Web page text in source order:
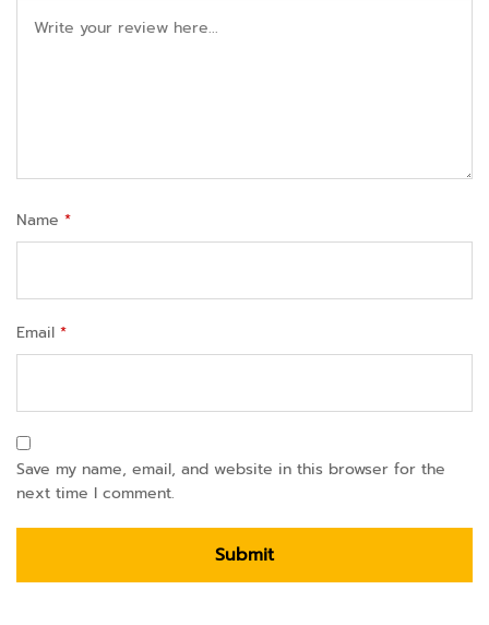
Name *
Email *
Save my name, email, and website in this browser for the
next time I comment.